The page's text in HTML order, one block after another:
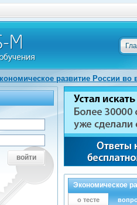
развитие России во
Экономическое
о тесте
войти